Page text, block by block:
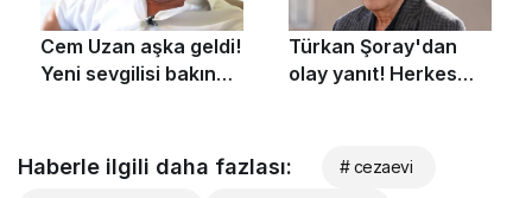
Haberle ilgili daha fazlası: # cezaevi